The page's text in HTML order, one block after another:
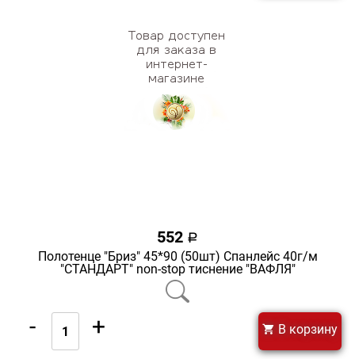
552 a
Полотенце "Бриз" 45*90 (50шт) Спанлейс 40г/м
"СТАНДАРТ" non-stop тиснение "ВАФЛЯ"
- + В корзину